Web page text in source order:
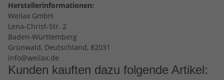
Herstellerinformationen:
Weilax GmbH
Lena-Christ-Str. 2
Baden-Württemberg
Grünwald, Deutschland, 82031
info@weilax.de
Kunden kauften dazu folgende Artikel: